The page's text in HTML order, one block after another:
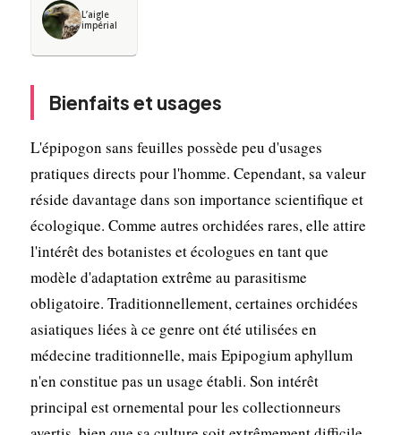
L’aigle
impérial
Bienfaits et usages
L'épipogon sans feuilles possède peu d'usages
pratiques directs pour l'homme. Cependant, sa valeur
réside davantage dans son importance scientifique et
écologique. Comme autres orchidées rares, elle attire
l'intérêt des botanistes et écologues en tant que
modèle d'adaptation extrême au parasitisme
obligatoire. Traditionnellement, certaines orchidées
asiatiques liées à ce genre ont été utilisées en
médecine traditionnelle, mais Epipogium aphyllum
n'en constitue pas un usage établi. Son intérêt
principal est ornemental pour les collectionneurs